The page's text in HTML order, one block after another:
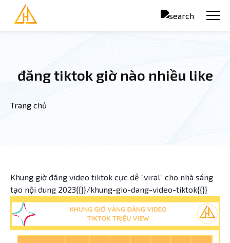
Nhảy đến nội dung
đăng tiktok giờ nào nhiều like
Bạn đang ở đây
Trang chủ
Khung giờ đăng video tiktok cực dễ “viral” cho nhà sáng
tạo nội dung 2023{{}}/khung-gio-dang-video-tiktok{{}}